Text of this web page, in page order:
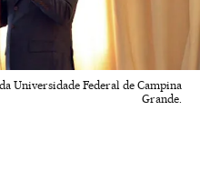
Universidade Federal de Campina
Grande.